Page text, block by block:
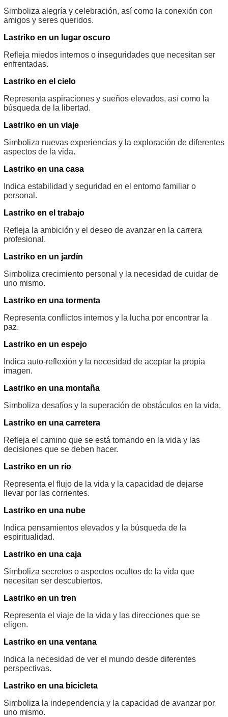
Simboliza alegría y celebración, así como la conexión con
amigos y seres queridos.
Lastriko en un lugar oscuro
Refleja miedos internos o inseguridades que necesitan ser
enfrentadas.
Lastriko en el cielo
Representa aspiraciones y sueños elevados, así como la
búsqueda de la libertad.
Lastriko en un viaje
Simboliza nuevas experiencias y la exploración de diferentes
aspectos de la vida.
Lastriko en una casa
Indica estabilidad y seguridad en el entorno familiar o
personal.
Lastriko en el trabajo
Refleja la ambición y el deseo de avanzar en la carrera
profesional.
Lastriko en un jardín
Simboliza crecimiento personal y la necesidad de cuidar de
uno mismo.
Lastriko en una tormenta
Representa conflictos internos y la lucha por encontrar la
paz.
Lastriko en un espejo
Indica auto-reflexión y la necesidad de aceptar la propia
imagen.
Lastriko en una montaña
Simboliza desafíos y la superación de obstáculos en la vida.
Lastriko en una carretera
Refleja el camino que se está tomando en la vida y las
decisiones que se deben hacer.
Lastriko en un río
Representa el flujo de la vida y la capacidad de dejarse
llevar por las corrientes.
Lastriko en una nube
Indica pensamientos elevados y la búsqueda de la
espiritualidad.
Lastriko en una caja
Simboliza secretos o aspectos ocultos de la vida que
necesitan ser descubiertos.
Lastriko en un tren
Representa el viaje de la vida y las direcciones que se
eligen.
Lastriko en una ventana
Indica la necesidad de ver el mundo desde diferentes
perspectivas.
Lastriko en una bicicleta
Simboliza la independencia y la capacidad de avanzar por
uno mismo.